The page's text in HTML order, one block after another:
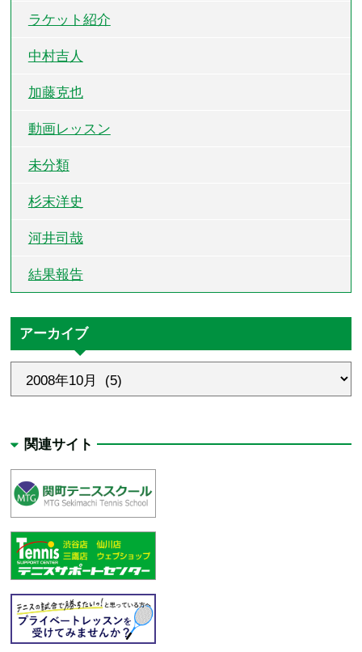
ラケット紹介
中村吉人
加藤克也
動画レッスン
未分類
杉末洋史
河井司哉
結果報告
アーカイブ
関連サイト